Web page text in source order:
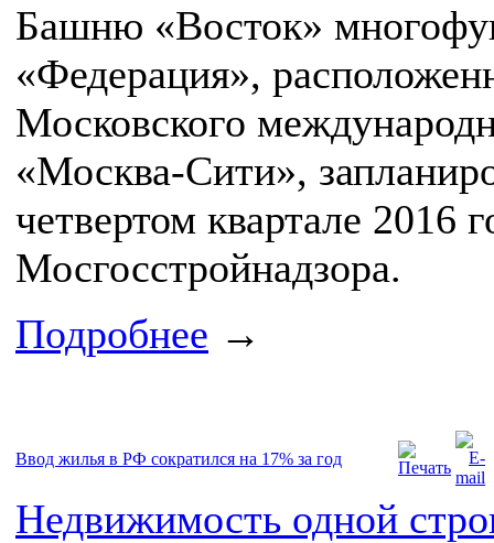
Башню «Восток»
«Федерация»,
Московского
«Москва-Сити»,
четвертом квартале 2016
Мосгосстройнадзора.
Подробнее →
Ввод жилья в РФ сократился на 17% за год
Недвижимость одной